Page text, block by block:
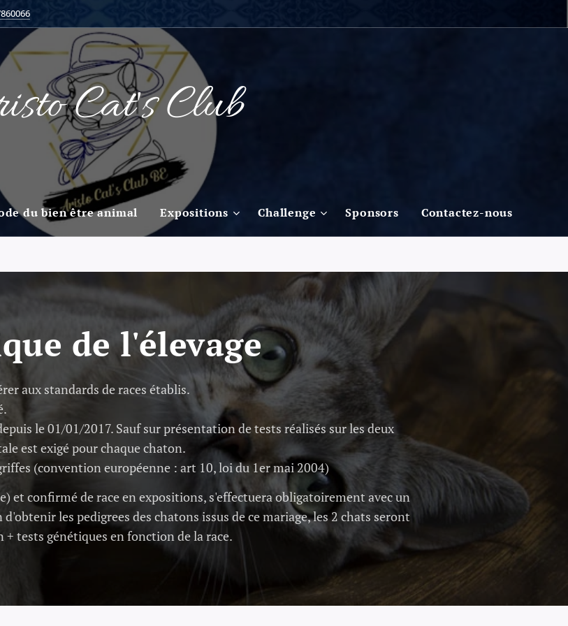
Cat's Club
du bien être animal Expositions Challenge Sponsors Contactez-nous
de l'élevage
aux standards de races établis.
le 01/01/2017. Sauf sur présentation de tests réalisés sur les deux
est exigé pour chaque chaton.
(convention européenne : art 10, loi du 1er mai 2004)
et confirmé de race en expositions, s'effectuera obligatoirement avec un
les pedigrees des chatons issus de ce mariage, les 2 chats seront
tests génétiques en fonction de la race.